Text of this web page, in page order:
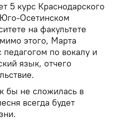
5 курс Краснодарского
Юго-Осетинском
на факультете
этого, Марта
педагогом по вокалу и
язык, отчего
бы не сложилась в
всегда будет